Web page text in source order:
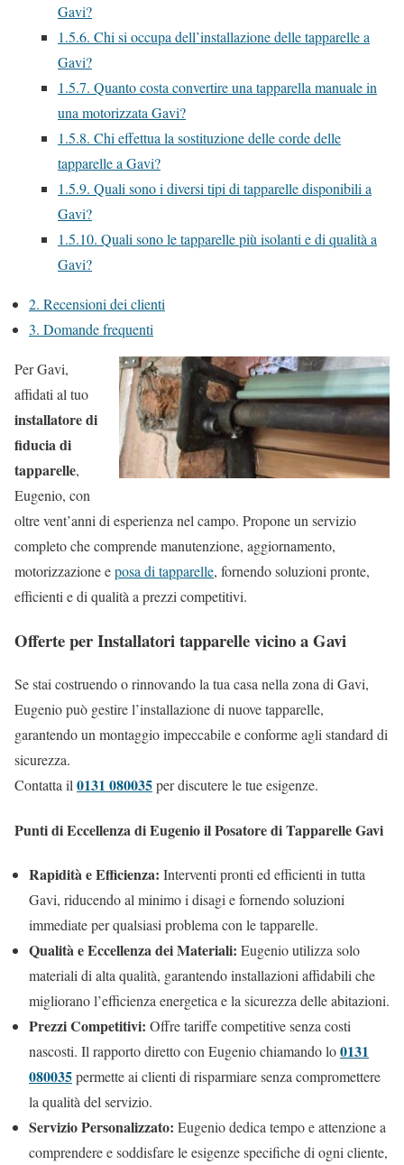
Gavi?
1.5.6. Chi si occupa dell’installazione delle tapparelle a
Gavi?
1.5.7. Quanto costa convertire una tapparella manuale in
una motorizzata Gavi?
1.5.8. Chi effettua la sostituzione delle corde delle
tapparelle a Gavi?
1.5.9. Quali sono i diversi tipi di tapparelle disponibili a
Gavi?
1.5.10. Quali sono le tapparelle più isolanti e di qualità a
Gavi?
2. Recensioni dei clienti
3. Domande frequenti
Per Gavi,
affidati al tuo
installatore di
fiducia di
tapparelle,
Eugenio, con
oltre vent’anni di esperienza nel campo. Propone un servizio
completo che comprende manutenzione, aggiornamento,
motorizzazione eposa di tapparelle, fornendo soluzioni pronte,
efficienti e di qualità a prezzi competitivi.
Offerte per Installatori tapparelle vicino a Gavi
Se stai costruendo o rinnovando la tua casa nella zona di Gavi,
Eugenio può gestire l’installazione di nuove tapparelle,
garantendo un montaggio impeccabile e conforme agli standard di
sicurezza.
Contatta il0131 080035per discutere le tue esigenze.
Punti di Eccellenza di Eugenio il Posatore di Tapparelle Gavi
Rapidità e Efficienza: Interventi pronti ed efficienti in tutta
Gavi, riducendo al minimo i disagi e fornendo soluzioni
immediate per qualsiasi problema con le tapparelle.
Qualità e Eccellenza dei Materiali: Eugenio utilizza solo
materiali di alta qualità, garantendo installazioni affidabili che
migliorano l’efficienza energetica e la sicurezza delle abitazioni.
Prezzi Competitivi: Offre tariffe competitive senza costi
nascosti. Il rapporto diretto con Eugenio chiamando lo0131
080035permette ai clienti di risparmiare senza compromettere
la qualità del servizio.
Servizio Personalizzato: Eugenio dedica tempo e attenzione a
comprendere e soddisfare le esigenze specifiche di ogni cliente,